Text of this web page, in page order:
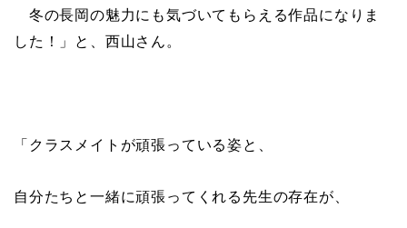
冬の長岡の魅力にも気づいてもらえる作品になりま
した！」と、西山さん。
「クラスメイトが頑張っている姿と、
自分たちと一緒に頑張ってくれる先生の存在が、